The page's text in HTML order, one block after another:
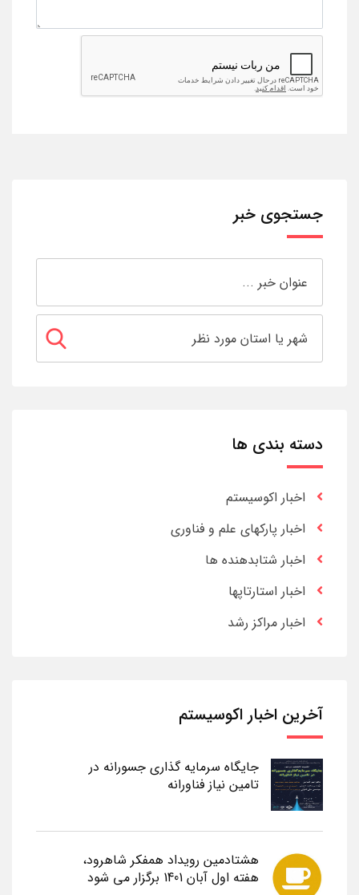
جستجوی خبر
دسته بندی ها
اخبار اکوسیستم
اخبار پارکهای علم و فناوری
اخبار شتابدهنده ها
اخبار استارتاپها
اخبار مراکز رشد
آخرین اخبار اکوسیستم
جایگاه سرمایه گذاری جسورانه در
تامین نیاز فناورانه
هشتادمین رویداد همفکر شاهرود،
هفته اول آبان 1401 برگزار می شود